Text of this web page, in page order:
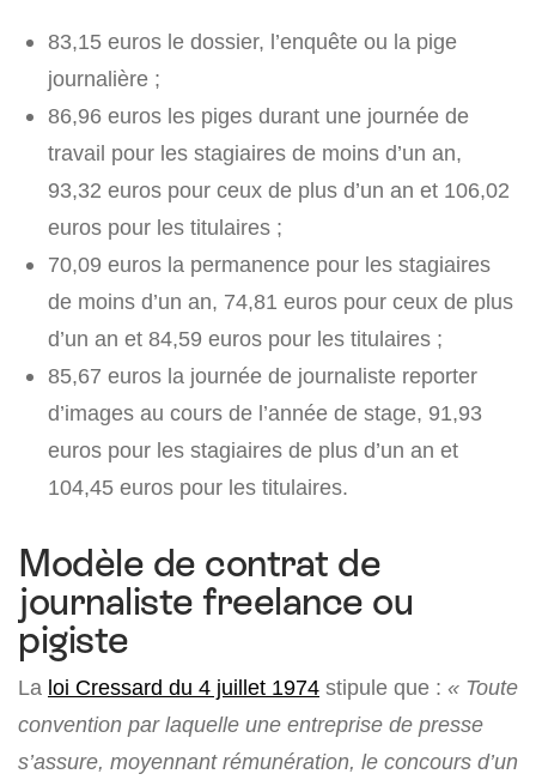
83,15 euros le dossier, l’enquête ou la pige
journalière ;
86,96 euros les piges durant une journée de
travail pour les stagiaires de moins d’un an,
93,32 euros pour ceux de plus d’un an et 106,02
euros pour les titulaires ;
70,09 euros la permanence pour les stagiaires
de moins d’un an, 74,81 euros pour ceux de plus
d’un an et 84,59 euros pour les titulaires ;
85,67 euros la journée de journaliste reporter
d’images au cours de l’année de stage, 91,93
euros pour les stagiaires de plus d’un an et
104,45 euros pour les titulaires.
Modèle de contrat de
journaliste freelance ou
pigiste
La loi Cressard du 4 juillet 1974 stipule que : « Toute
convention par laquelle une entreprise de presse
s’assure, moyennant rémunération, le concours d’un